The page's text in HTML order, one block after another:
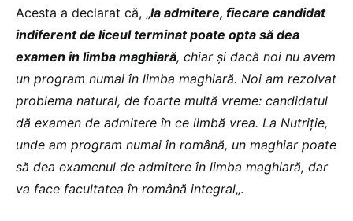
Acesta a declarat că, „la admitere, fiecare candidat
indiferent de liceul terminat poate opta să dea
examen în limba maghiară, chiar și dacă noi nu avem
un program numai în limba maghiară. Noi am rezolvat
problema natural, de foarte multă vreme: candidatul
dă examen de admitere în ce limbă vrea. La Nutriție,
unde am program numai în română, un maghiar poate
să dea examenul de admitere în limba maghiară, dar
va face facultatea în română integral„.